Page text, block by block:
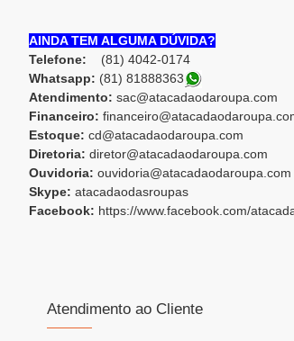
AINDA TEM ALGUMA DÚVIDA?
Telefone: (81) 4042-0174
Whatsapp: (81) 81888363
Atendimento: sac@atacadaodaroupa.com
Financeiro:
Estoque: cd@atacadaodaroupa.com
Diretoria: diretor@atacadaodaroupa.com
Ouvidoria: ouvidoria@atacadaodaroupa.com
Skype: atacadaodasroupas
Facebook: https://www.facebook.com/
Atendimento ao Cliente